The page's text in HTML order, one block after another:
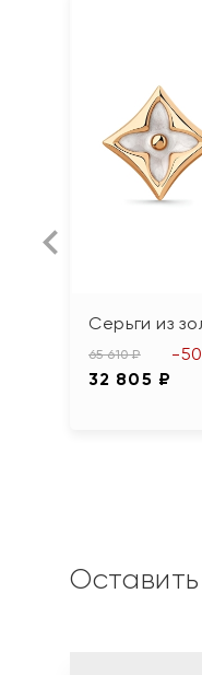
Серьги из
65 610 ₽
32 805 ₽
-